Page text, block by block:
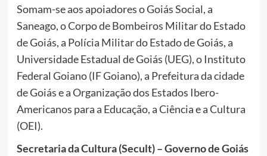
Somam-se aos apoiadores o Goiás Social, a
Saneago, o Corpo de Bombeiros Militar do Estado
de Goiás, a Polícia Militar do Estado de Goiás, a
Universidade Estadual de Goiás (UEG), o Instituto
Federal Goiano (IF Goiano), a Prefeitura da cidade
de Goiás e a Organização dos Estados Ibero-
Americanos para a Educação, a Ciência e a Cultura
(OEI).
Secretaria da Cultura (Secult) – Governo de Goiás